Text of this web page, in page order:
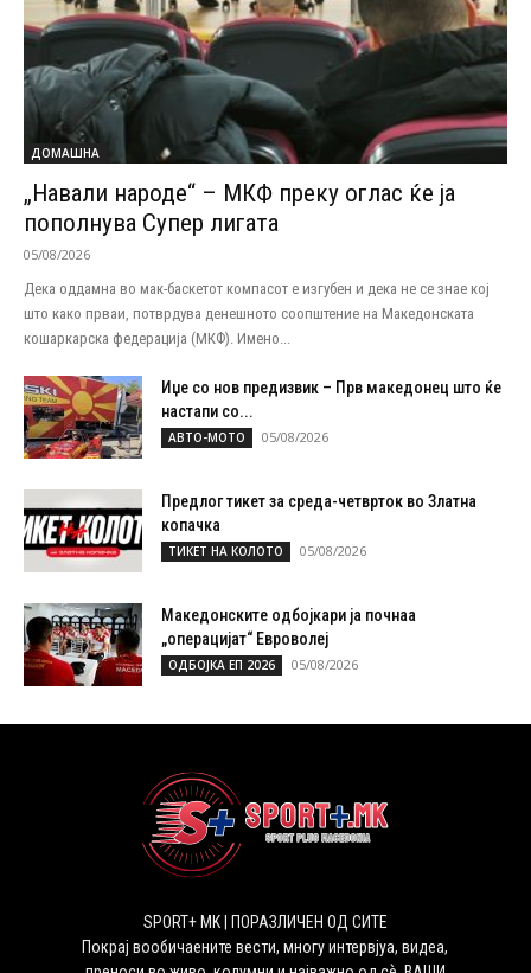
ДОМАШНА
„Навали народе“ – МКФ преку оглас ќе ја
пополнува Супер лигата
05/08/2026
Дека оддамна во мак-баскетот компасот е изгубен и дека не се знае кој
што како прваи, потврдува денешното соопштение на Македонската
кошаркарска федерација (МКФ). Имено...
Иџе со нов предизвик – Прв македонец што ќе
настапи со...
АВТО-МОТО 05/08/2026
Предлог тикет за среда-четврток во Златна
копачка
ТИКЕТ НА КОЛОТО 05/08/2026
Македонските одбојкари ја почнаа
„операцијат“ Евроволеј
ОДБОЈКА ЕП 2026 05/08/2026
SPORT+ MK | ПОРАЗЛИЧЕН ОД СИТЕ
Покрај вообичаените вести, многу интервјуа, видеа,